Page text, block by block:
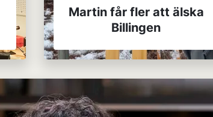
Martin får fler att älska
Billingen